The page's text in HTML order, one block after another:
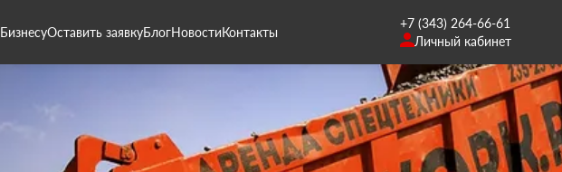
БизнесуОставить заявкуБлогНовостиКонтакты
+7 (343) 264-66-61
Личный кабинет